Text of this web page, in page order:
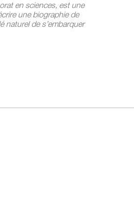
en sciences, est une
une biographie de
naturel de s’embarquer